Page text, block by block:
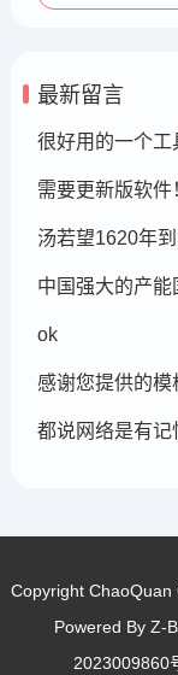
最新留言
很好用的一个工
需要更新版软件
中国强大的产能
ok
感谢您提供的模
Copyright ChaoQuan
Powered By Z-
2023009860